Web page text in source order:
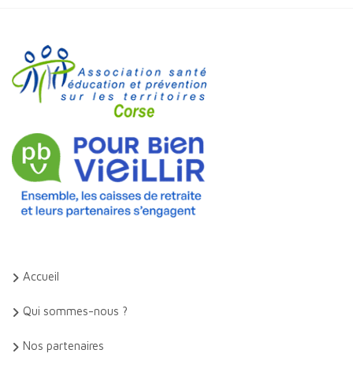
Accueil
Qui sommes-nous ?
Nos partenaires